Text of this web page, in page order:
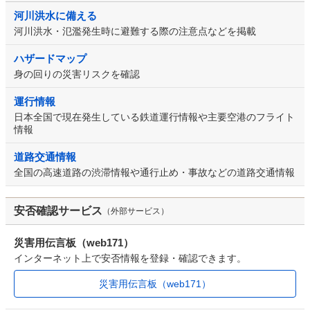
河川洪水に備える
河川洪水・氾濫発生時に避難する際の注意点などを掲載
ハザードマップ
身の回りの災害リスクを確認
運行情報
日本全国で現在発生している鉄道運行情報や主要空港のフライト
情報
道路交通情報
全国の高速道路の渋滞情報や通行止め・事故などの道路交通情報
安否確認サービス （外部サービス）
災害用伝言板（web171）
インターネット上で安否情報を登録・確認できます。
災害用伝言板（web171）